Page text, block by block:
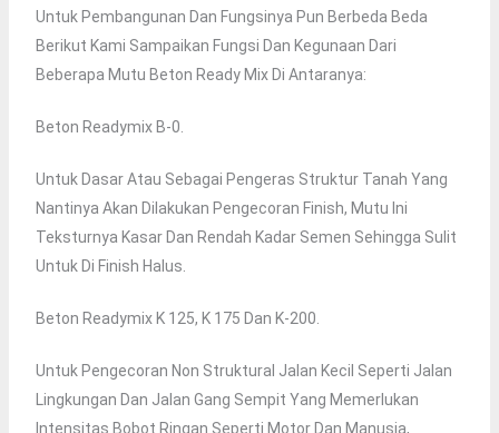
Untuk Pembangunan Dan Fungsinya Pun Berbeda Beda
Berikut Kami Sampaikan Fungsi Dan Kegunaan Dari
Beberapa Mutu Beton Ready Mix Di Antaranya:
Beton Readymix B-0.
Untuk Dasar Atau Sebagai Pengeras Struktur Tanah Yang
Nantinya Akan Dilakukan Pengecoran Finish, Mutu Ini
Teksturnya Kasar Dan Rendah Kadar Semen Sehingga Sulit
Untuk Di Finish Halus.
Beton Readymix K 125, K 175 Dan K-200.
Untuk Pengecoran Non Struktural Jalan Kecil Seperti Jalan
Lingkungan Dan Jalan Gang Sempit Yang Memerlukan
Intensitas Bobot Ringan Seperti Motor Dan Manusia,